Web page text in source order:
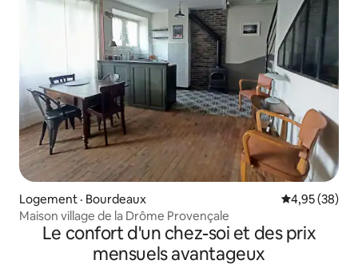
Logement · Bourdeaux Note
4,95 (38)
Maison village de la Drôme Provençale
Le confort d'un chez-soi et des prix
mensuels avantageux